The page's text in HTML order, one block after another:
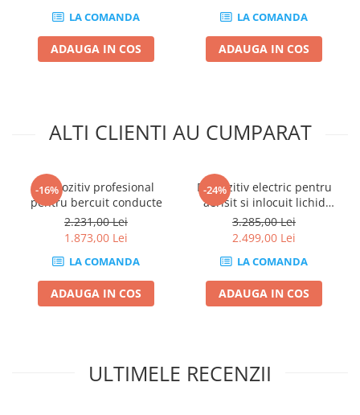
Scule Pneumatice
Accesorii Pneumatice
Alte scule pneumatice
Furtune Aer Comprimat
Pistoale de vopsit
Pistoale Pneumatice
Polizoare biax
Scule pentru nituit si capsat
Slefuitoare Pneumatice
Scule speciale
Diagnoza si masurari
Rulmenti,Bucsi si Extractoare
LA COMANDA
ADAUGA IN COS
LA COMANDA
ADAUGA IN COS
ALTI CLIENTI AU CUMPARAT
-16%
Dispozitiv profesional
pentru bercuit conducte
2.231,00 Lei
1.873,00 Lei
LA COMANDA
ADAUGA IN COS
-24%
Dispozitiv electric pentru
aerisit si inlocuit lichid
frana cu adaptoare
3.285,00 Lei
2.499,00 Lei
LA COMANDA
ADAUGA IN COS
ULTIMELE RECENZII